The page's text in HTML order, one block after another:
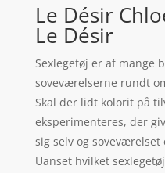
Le Désir
Le Désir
Sexlegetøj er af mange
soveværelserne rundt
Skal der lidt kolorit på
eksperimenteres, der
sig selv og
Uanset hvilket